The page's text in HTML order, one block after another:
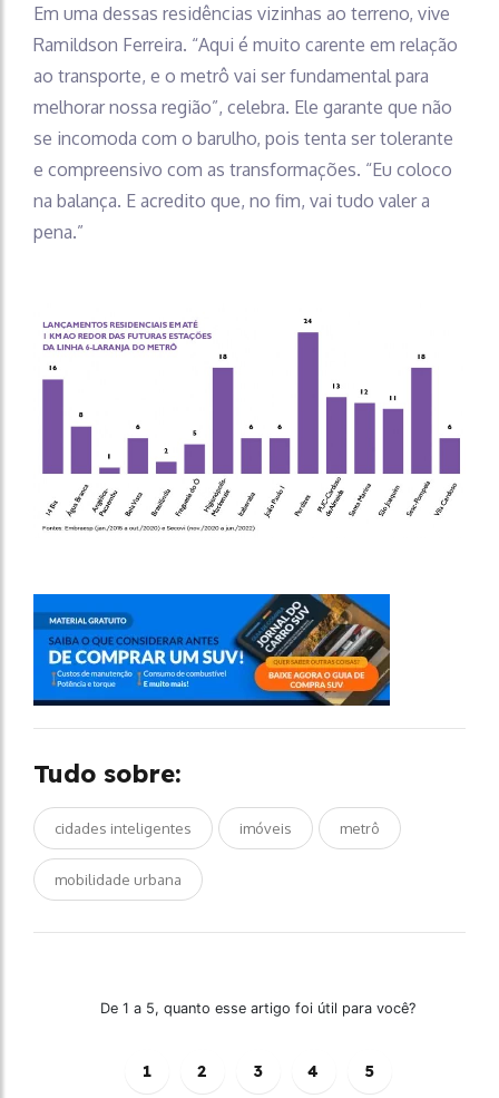
Em uma dessas residências vizinhas ao terreno, vive
Ramildson Ferreira. “Aqui é muito carente em relação
ao transporte, e o metrô vai ser fundamental para
melhorar nossa região”, celebra. Ele garante que não
se incomoda com o barulho, pois tenta ser tolerante
e compreensivo com as transformações. “Eu coloco
na balança. E acredito que, no fim, vai tudo valer a
pena.”
Tudo sobre:
cidades inteligentes imóveis metrô
mobilidade urbana
De 1 a 5, quanto esse artigo foi útil para você?
1 2 3 4 5